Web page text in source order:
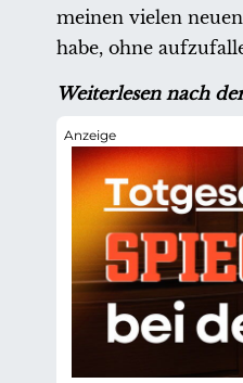
meinen vielen
habe, ohne
Weiterlesen nach